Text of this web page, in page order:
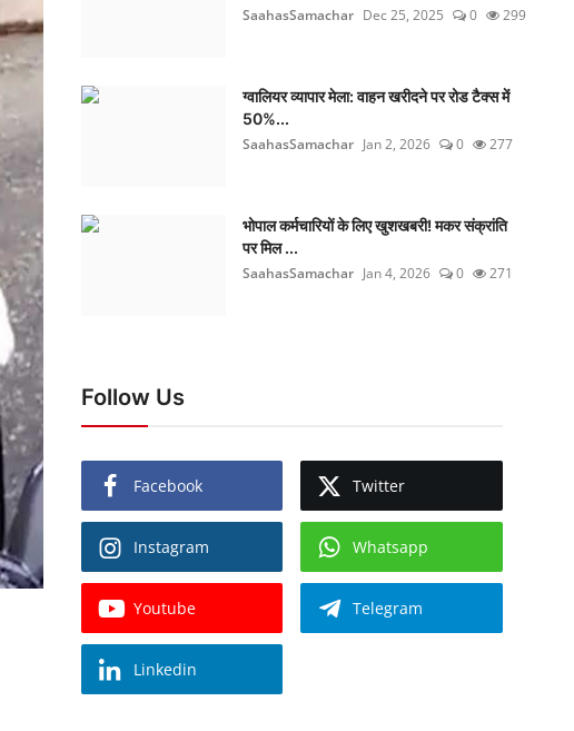
SaahasSamachar Dec 25, 2025 0 299
ग्वालियर व्यापार मेला: वाहन खरीदने पर रोड टैक्स में
50%...
SaahasSamachar Jan 2, 2026 0 277
भोपाल कर्मचारियों के लिए खुशखबरी! मकर संक्रांति
पर मिल ...
SaahasSamachar Jan 4, 2026 0 271
Follow Us
Facebook Twitter
Instagram Whatsapp
Youtube Telegram
Linkedin